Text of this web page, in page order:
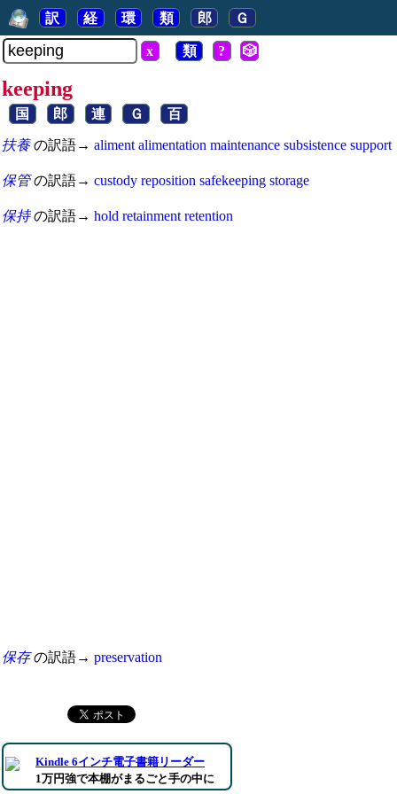
訳 経 環 類 郎 Ｇ
x 類 ? 🎲
keeping
国 郎 連 Ｇ 百
扶養の訳語→ aliment alimentation maintenance subsistence support
保管の訳語→ custody reposition safekeeping storage
保持の訳語→ hold retainment retention
保存の訳語→ preservation
Kindle 6インチ電子書籍リーダー
1万円強で本棚がまるごと手の中に